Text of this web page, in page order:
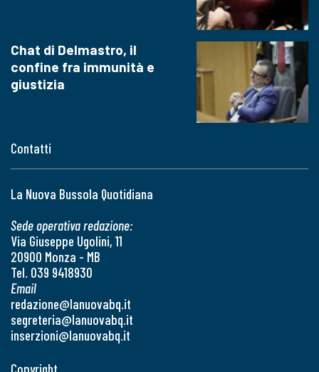
Contatti
La Nuova Bussola Quotidiana
Sede operativa redazione:
Via Giuseppe Ugolini, 11
20900 Monza - MB
Tel. 039 9418930
Email
redazione@lanuovabq.it
segreteria@lanuovabq.it
inserzioni@lanuovabq.it
Chat di Delmastro, il
confine fra immunità e
giustizia